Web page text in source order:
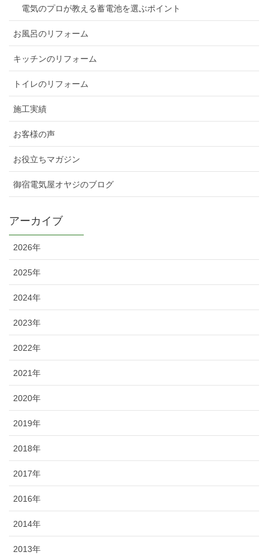
電気のプロが教える蓄電池を選ぶポイント
お風呂のリフォーム
キッチンのリフォーム
トイレのリフォーム
施工実績
お客様の声
お役立ちマガジン
御宿電気屋オヤジのブログ
アーカイブ
2026年
2025年
2024年
2023年
2022年
2021年
2020年
2019年
2018年
2017年
2016年
2014年
2013年